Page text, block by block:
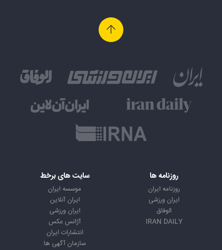
روزنامه ها
روزنامه ایران
ایران ورزشی
الوفاق
IRAN DAILY
سایت های برخط
موسسه ایران
ایران آنلاین
ایران ورزشی
آژانس عکس
انتشارات ایران
سازمان آگهی ها